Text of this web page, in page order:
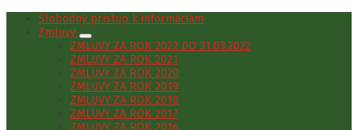
Slobodný prístup k informáciám
Zmluvy
ZMLUVY ZA ROK 2022 DO 31.03.2022
ZMLUVY ZA ROK 2021
ZMLUVY ZA ROK 2020
ZMLUVY ZA ROK 2019
ZMLUVY ZA ROK 2018
ZMLUVY ZA ROK 2017